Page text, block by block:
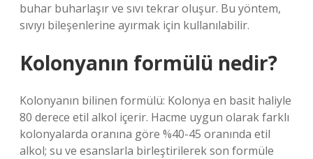
buhar buharlaşır ve sıvı tekrar oluşur. Bu yöntem,
sıvıyı bileşenlerine ayırmak için kullanılabilir.
Kolonyanın formülü nedir?
Kolonyanın bilinen formülü: Kolonya en basit haliyle
80 derece etil alkol içerir. Hacme uygun olarak farklı
kolonyalarda oranına göre %40-45 oranında etil
alkol; su ve esanslarla birleştirilerek son formüle